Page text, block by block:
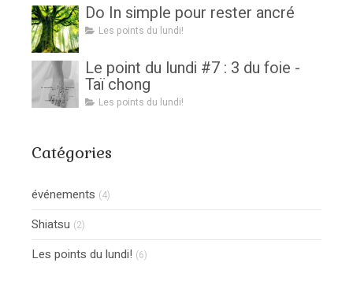
Do In simple pour rester ancré
Les points du lundi!
Le point du lundi #7 : 3 du foie -
Taï chong
Les points du lundi!
Catégories
événements (4)
Shiatsu (2)
Les points du lundi! (6)